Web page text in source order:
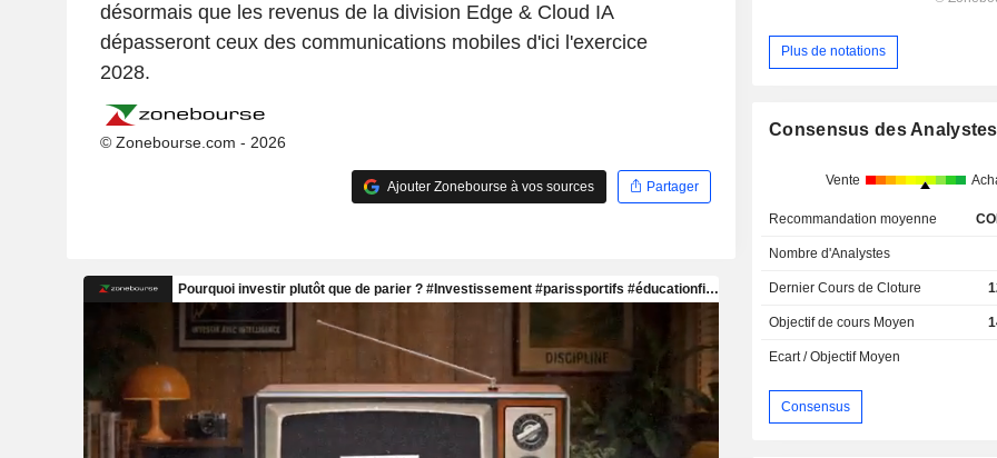
désormais que les revenus de la division Edge & Cloud IA
dépasseront ceux des communications mobiles d'ici l'exercice
2028.
© Zonebourse.com - 2026
Ajouter Zonebourse à vos sources Partager
Plus de notations
Consensus des Analystes
Vente
Recommandation moyenne
Nombre d'Analystes
Dernier Cours de Cloture
Objectif de cours Moyen
Ecart / Objectif Moyen
Consensus